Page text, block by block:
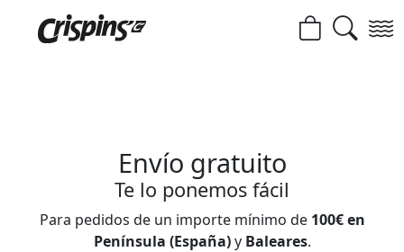
Envío gratuito
Te lo ponemos fácil
Para pedidos de un importe mínimo de 100€ en
Península (España)y Baleares.